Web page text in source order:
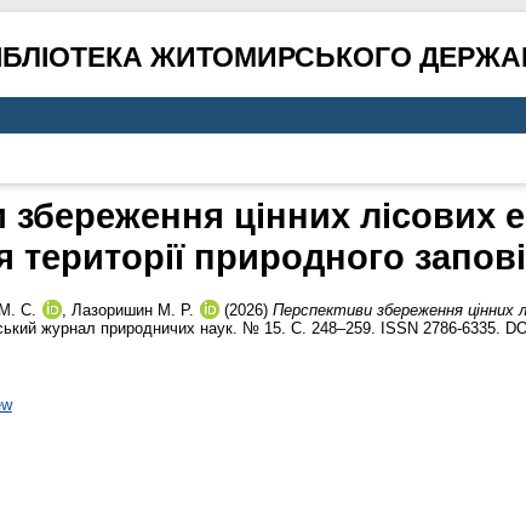
ЖИТОМИРСЬКОГО
збереження цінних лісових
природного
М. С. , Лазоришин М. Р. (2026) Перспективи збереження
журнал природничих наук. № 15. С. 248–259. ISSN 2786-6335.